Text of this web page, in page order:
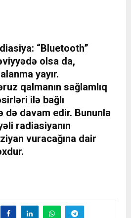
“Bluetooth”
olsa da,
yayır.
qalmanın sağlamlıq
ilə bağlı
də davam edir. Bununla
radiasiyanın
vuracağına dair